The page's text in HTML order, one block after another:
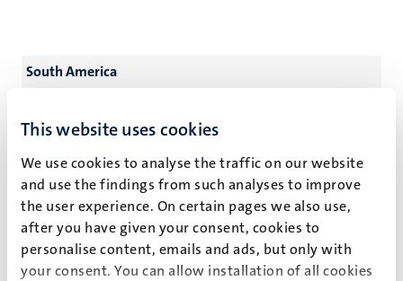
This website uses cookies
We use cookies to analyse the traffic on our website
and use the findings from such analyses to improve
the user experience. On certain pages we also use,
after you have given your consent, cookies to
personalise content, emails and ads, but only with
your consent. You can allow installation of all cookies
South America
Read more
Colfuturo (Colombia)
Read more